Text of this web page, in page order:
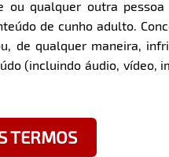
de jogo… tudo deixou o
sensual ao mesmo
Teve algum momento
do
tensão sexual no set
Mel:Teve sim… e não
qualquer outra
de cunho adulto.
de qualquer maneira,
(incluindo áudio, vídeo,
TERMOS